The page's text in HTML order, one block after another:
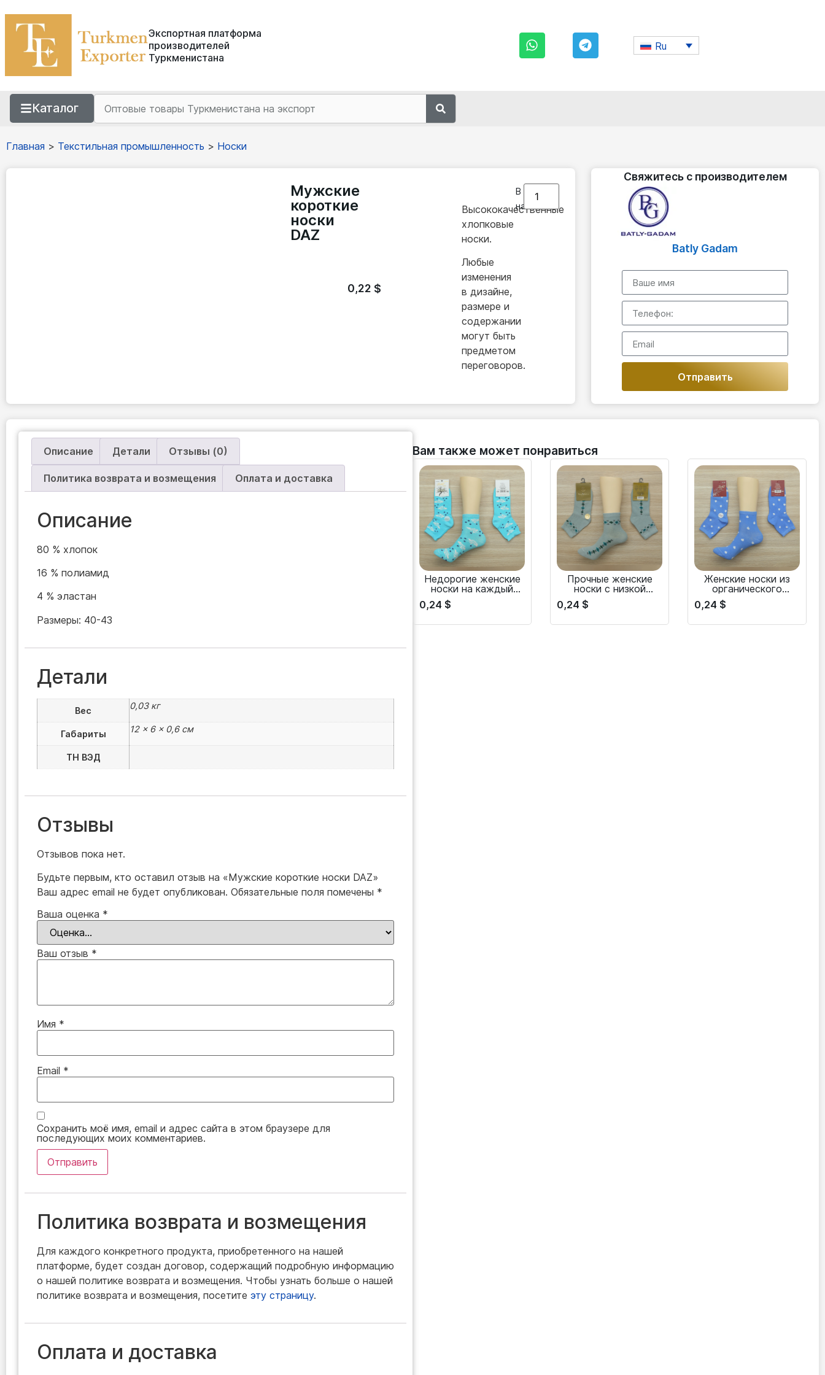
Экспортная платформа
производителей
Туркменистана
Ru
Каталог
Главная > Текстильная промышленность > Носки
Мужские
короткие
носки
DAZ
0,22 $
Высококачественные
хлопковые
носки.
Любые
изменения
в дизайне,
размере и
содержании
могут быть
предметом
переговоров.
В
наличии
Свяжитесь с производителем
Batly Gadam
Отправить
Описание Детали Отзывы (0)
Политика возврата и возмещения Оплата и доставка
Описание
80 % хлопок
16 % полиамид
4 % эластан
Размеры: 40-43
Детали
Вес 0,03 кг
Габариты 12 × 6 × 0,6 см
ТН ВЭД
Отзывы
Отзывов пока нет.
Будьте первым, кто оставил отзыв на «Мужские короткие носки DAZ»
Ваш адрес email не будет опубликован. Обязательные поля помечены *
Ваша оценка *
Ваш отзыв *
Имя *
Email *
Сохранить моё имя, email и адрес сайта в этом браузере для
последующих моих комментариев.
Политика возврата и возмещения
Для каждого конкретного продукта, приобретенного на нашей
платформе, будет создан договор, содержащий подробную информацию
о нашей политике возврата и возмещения. Чтобы узнать больше о нашей
политике возврата и возмещения, посетите эту страницу.
Оплата и доставка
Вам также может понравиться
Недорогие женские
носки на каждый
0,24 $
Прочные женские
носки с низкой
посадкой для бега и
0,24 $
Женские носки из
органического
хлопка —
экологически чистые
0,24 $